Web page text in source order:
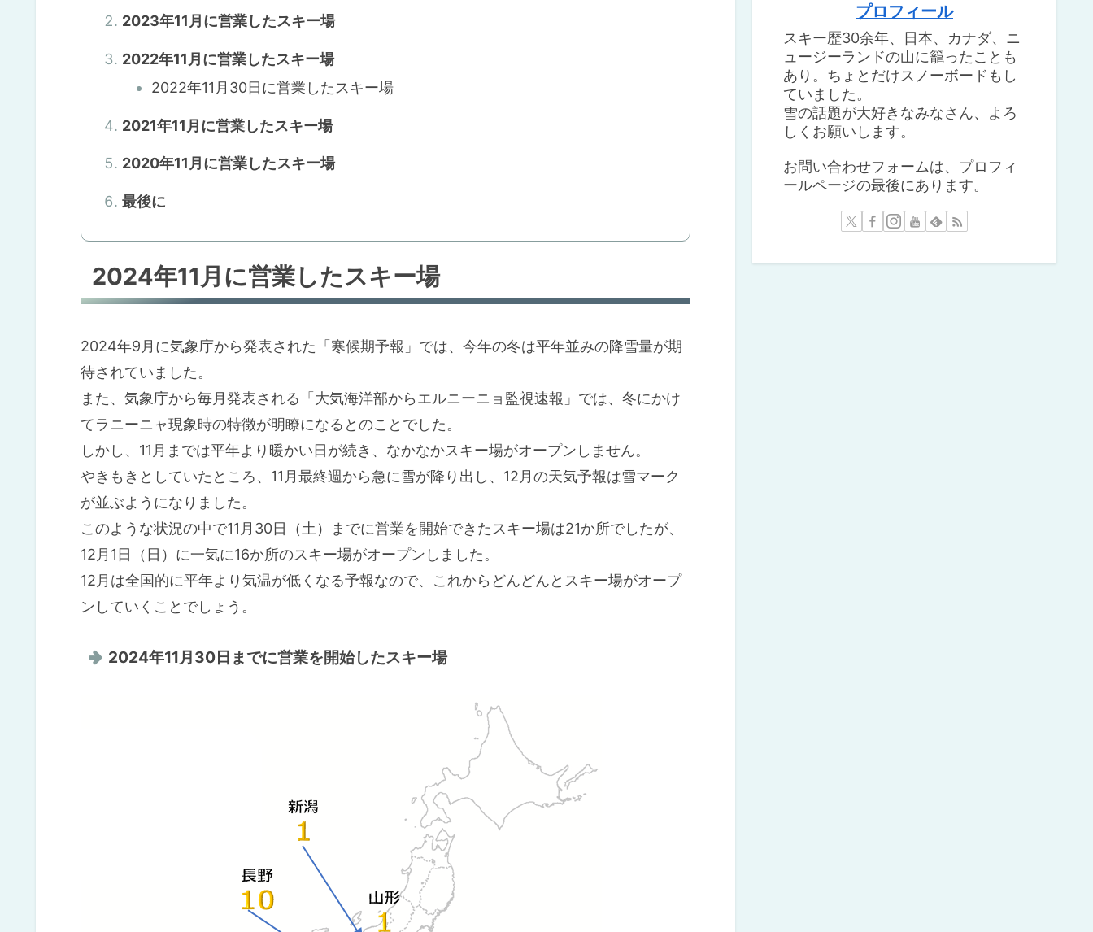
2023年11月に営業したスキー場
2022年11月に営業したスキー場
2022年11月30日に営業したスキー場
2021年11月に営業したスキー場
2020年11月に営業したスキー場
最後に
2024年11月に営業したスキー場
2024年9月に気象庁から発表された「寒候期予報」では、今年の冬は平年並みの降雪量が期
待されていました。
また、気象庁から毎月発表される「大気海洋部からエルニーニョ監視速報」では、冬にかけ
てラニーニャ現象時の特徴が明瞭になるとのことでした。
しかし、11月までは平年より暖かい日が続き、なかなかスキー場がオープンしません。
やきもきとしていたところ、11月最終週から急に雪が降り出し、12月の天気予報は雪マーク
が並ぶようになりました。
このような状況の中で11月30日（土）までに営業を開始できたスキー場は21か所でしたが、
12月1日（日）に一気に16か所のスキー場がオープンしました。
12月は全国的に平年より気温が低くなる予報なので、これからどんどんとスキー場がオープ
ンしていくことでしょう。
2024年11月30日までに営業を開始したスキー場
プロフィール
スキー歴30余年、日本、カナダ、ニ
ュージーランドの山に籠ったことも
あり。ちょとだけスノーボードもし
ていました。
雪の話題が大好きなみなさん、よろ
しくお願いします。
お問い合わせフォームは、プロフィ
ールページの最後にあります。